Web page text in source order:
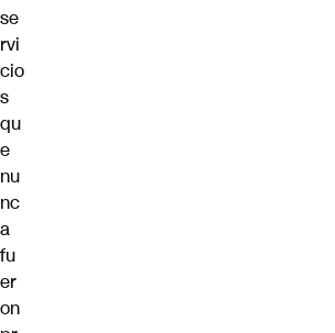
se
rvi
cio
s
qu
e
nu
nc
a
fu
er
on